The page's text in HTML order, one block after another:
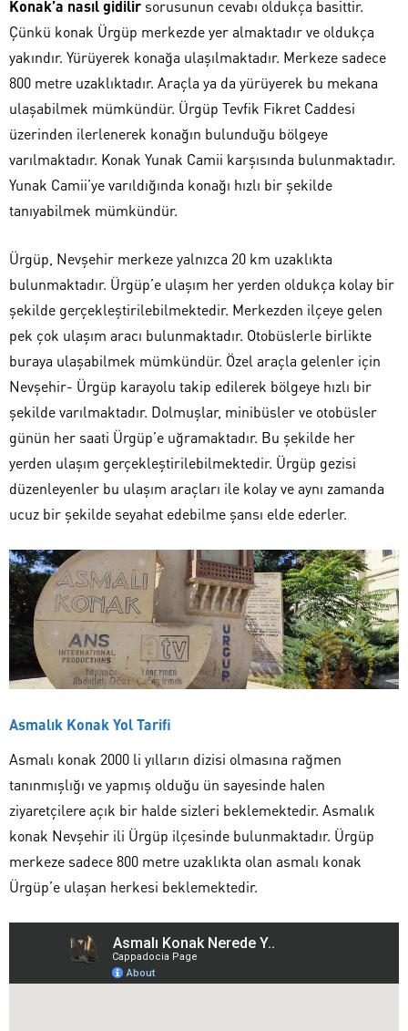
Konak’a nasıl gidilir sorusunun cevabı oldukça basittir.
Çünkü konak Ürgüp merkezde yer almaktadır ve oldukça
yakındır. Yürüyerek konağa ulaşılmaktadır. Merkeze sadece
800 metre uzaklıktadır. Araçla ya da yürüyerek bu mekana
ulaşabilmek mümkündür. Ürgüp Tevfik Fikret Caddesi
üzerinden ilerlenerek konağın bulunduğu bölgeye
varılmaktadır. Konak Yunak Camii karşısında bulunmaktadır.
Yunak Camii’ye varıldığında konağı hızlı bir şekilde
tanıyabilmek mümkündür.
Ürgüp, Nevşehir merkeze yalnızca 20 km uzaklıkta
bulunmaktadır. Ürgüp’e ulaşım her yerden oldukça kolay bir
şekilde gerçekleştirilebilmektedir. Merkezden ilçeye gelen
pek çok ulaşım aracı bulunmaktadır. Otobüslerle birlikte
buraya ulaşabilmek mümkündür. Özel araçla gelenler için
Nevşehir- Ürgüp karayolu takip edilerek bölgeye hızlı bir
şekilde varılmaktadır. Dolmuşlar, minibüsler ve otobüsler
günün her saati Ürgüp’e uğramaktadır. Bu şekilde her
yerden ulaşım gerçekleştirilebilmektedir. Ürgüp gezisi
düzenleyenler bu ulaşım araçları ile kolay ve aynı zamanda
ucuz bir şekilde seyahat edebilme şansı elde ederler.
Asmalık Konak Yol Tarifi
Asmalı konak 2000 li yılların dizisi olmasına rağmen
tanınmışlığı ve yapmış olduğu ün sayesinde halen
ziyaretçilere açık bir halde sizleri beklemektedir. Asmalık
konak Nevşehir ili Ürgüp ilçesinde bulunmaktadır. Ürgüp
merkeze sadece 800 metre uzaklıkta olan asmalı konak
Ürgüp’e ulaşan herkesi beklemektedir.